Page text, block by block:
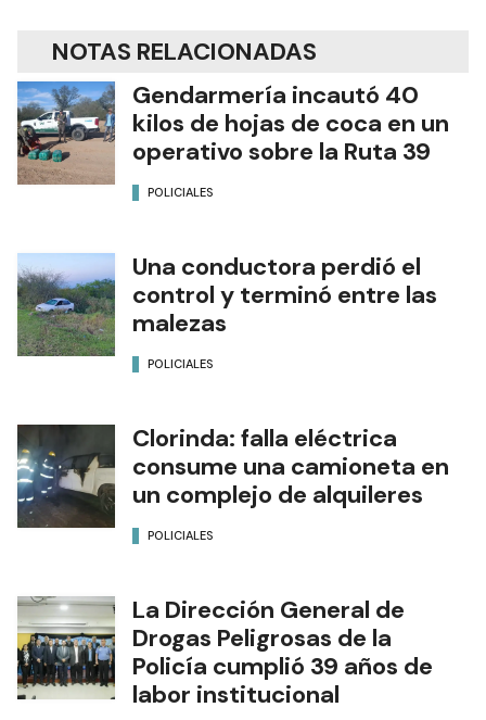
NOTAS RELACIONADAS
Gendarmería incautó 40
kilos de hojas de coca en un
operativo sobre la Ruta 39
POLICIALES
Una conductora perdió el
control y terminó entre las
malezas
POLICIALES
Clorinda: falla eléctrica
consume una camioneta en
un complejo de alquileres
POLICIALES
La Dirección General de
Drogas Peligrosas de la
Policía cumplió 39 años de
labor institucional